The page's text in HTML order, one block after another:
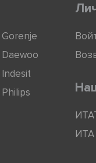
Gorenje
Daewoo
Indesit
Philips
ИТА